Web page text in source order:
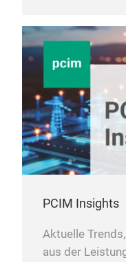
PCIM Insights
Aktuelle
aus der